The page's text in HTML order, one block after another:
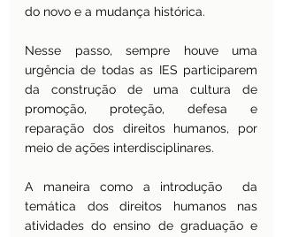
do novo e a mudança histórica.
Nesse passo, sempre houve uma
urgência de todas as IES participarem
da construção de uma cultura de
promoção, proteção, defesa e
reparação dos direitos humanos, por
meio de ações interdisciplinares.
A maneira como a introdução  da
temática dos direitos humanos nas
atividades do ensino de graduação e